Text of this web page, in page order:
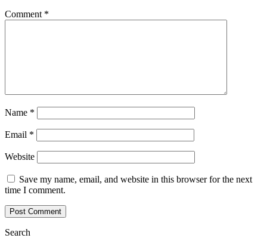
Comment *
Name *
Email *
Website
Save my name, email, and website in this browser for the next
time I comment.
Search